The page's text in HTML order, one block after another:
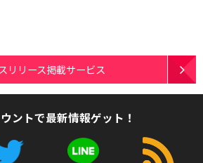
リリース掲載サービス
ントで最新情報ゲット！